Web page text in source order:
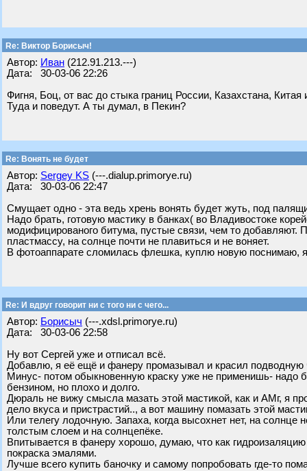
Re: Виктор Борисыч!
Автор: Иван (212.91.213.---)
Дата: 30-03-06 22:26
Фигня, Боц, от вас до стыка границ России, Казахстана, Китая
Туда и поведут. А ты думал, в Пекин?
Re: Вонять не будет
Автор: Sergey KS (---.dialup.primorye.ru)
Дата: 30-03-06 22:47
Смущает одно - эта ведь хрень вонять будет жуть, под
Надо брать, готовую мастику в банках( во Владивостоке
модифицированого битума, пустые связи, чем то
пластмассу, на солнце почти не плавиться и не воняет.
В фотоаппарате сломилась флешка, куплю новую поснимаю,
Re: И вдруг говорит ни с того ни с чего...
Автор: Борисыч (---.xdsl.primorye.ru)
Дата: 30-03-06 22:58
Ну вот Сергей уже и отписал всё.
Добавлю, я её ещё и фанеру промазывал и красил подводную
Минус- потом обыкновенную краску уже не применишь- надо
бензином, но плохо и долго.
Дюраль не вижу смысла мазать этой мастикой, как и АМг, я
дело вкуса и пристрастий.., а вот машину помазать этой
Или телегу лодочную. Запаха, когда высохнет нет, на солнце
толстым слоем и на солнцепёке.
Впитывается в фанеру хорошо, думаю, что как
покраска эмалями.
Лучше всего купить баночку и самому попробовать где-то